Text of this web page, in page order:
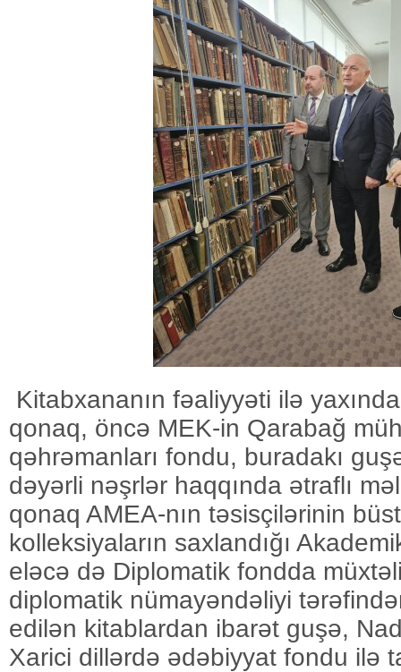
Kitabxananın fəaliyyəti ilə
qonaq, öncə MEK-in Qarabağ
qəhrəmanları fondu, buradakı
dəyərli nəşrlər haqqında ətraflı
qonaq AMEA-nın təsisçilərinin
kolleksiyaların saxlandığı
eləcə də Diplomatik fondda
diplomatik nümayəndəliyi
edilən kitablardan ibarət guşə,
Xarici dillərdə ədəbiyyat fondu ilə